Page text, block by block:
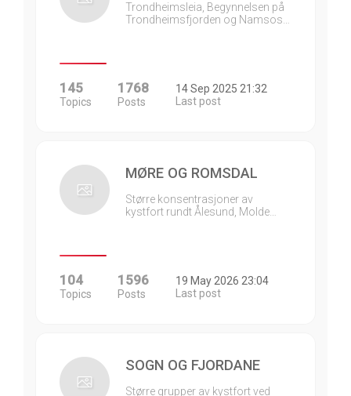
Trondheimsleia, Begynnelsen på
Trondheimsfjorden og Namsos…
145
Topics
1768
Posts
14 Sep 2025 21:32
Last post
MØRE OG ROMSDAL
Større konsentrasjoner av
kystfort rundt Ålesund, Molde…
104
Topics
1596
Posts
19 May 2026 23:04
Last post
SOGN OG FJORDANE
Større grupper av kystfort ved